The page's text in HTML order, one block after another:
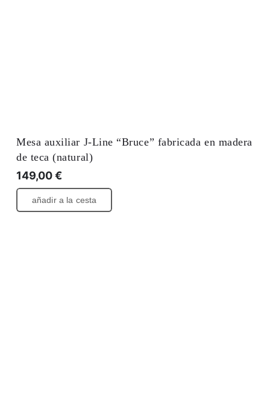
Mesa auxiliar J-Line “Bruce” fabricada en madera
de teca (natural)
149,00€
añadir a la cesta